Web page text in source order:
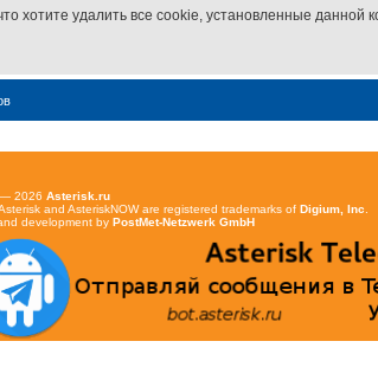
хотите удалить все cookie, установленные данной
2026 Asterisk.ru
and AsteriskNOW are registered trademarks of Digium, Inc
development by PostMet-Netzwerk GmbH